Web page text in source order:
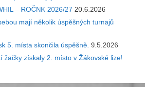
– ROČNK 2026/27 20.6.2026
mají několik úspěšných turnajů
5. místa skončila úspěšně. 9.5.2026
žačky získaly 2. místo v Žákovské lize!